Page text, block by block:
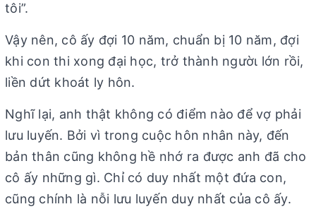
tôi”.
Vậy nên, cô ấy đợi 10 năm, chuẩn bị 10 năm, đợi
khi con thi xong đại học, trở thành ngườι lớn rồi,
liền dứt khoát ly hôn.
Nghĩ lại, anh thật không có điểm nào để vợ phải
lưu luyến. Bởi vì trong cuộc hôn nhân này, đến
bản thân cũng không hề nhớ ra được anh đã cho
cô ấy những gì. Chỉ có duy nhất một đứa con,
cũng chính là nỗi lưu luyến duy nhất của cô ấy.